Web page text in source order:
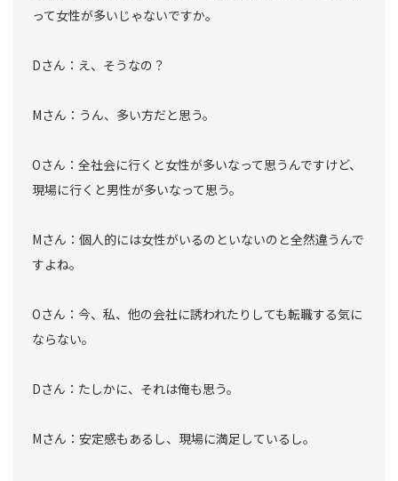
って女性が多いじゃないですか。
Dさん：え、そうなの？
Mさん：うん、多い方だと思う。
Oさん：全社会に行くと女性が多いなって思うんですけど、
現場に行くと男性が多いなって思う。
Mさん：個人的には女性がいるのといないのと全然違うんで
すよね。
Oさん：今、私、他の会社に誘われたりしても転職する気に
ならない。
Dさん：たしかに、それは俺も思う。
Mさん：安定感もあるし、現場に満足しているし。